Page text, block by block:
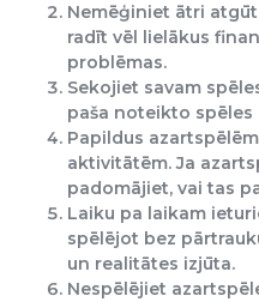
Nemēģiniet ātri
radīt vēl lielākus
problēmas.
Sekojiet savam
paša noteikto spēles
Papildus
aktivitātēm. Ja
padomājiet, vai tas
Laiku pa laikam
spēlējot bez
un realitātes izjūta.
Nespēlējiet